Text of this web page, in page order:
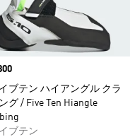
ブテン ハイアングル クラ
グ / Five Ten Hiangle
ブテン